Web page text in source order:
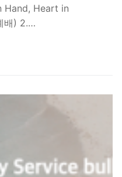
Hand, Heart in
배) 2.…